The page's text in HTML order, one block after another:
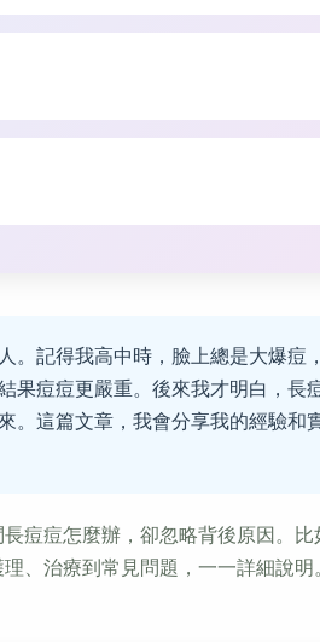
。記得我高中時，臉上總是大爆痘
果痘痘更嚴重。後來我才明白，長
。這篇文章，我會分享我的經驗和
痘痘怎麼辦，卻忽略背後原因。比
、治療到常見問題，一一詳細說